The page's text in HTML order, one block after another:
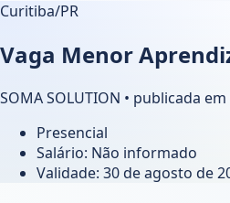
Curitiba/PR
Vaga Menor
SOMA SOLUTION • publicada
Presencial
Salário: Não informado
Validade: 30 de agosto de